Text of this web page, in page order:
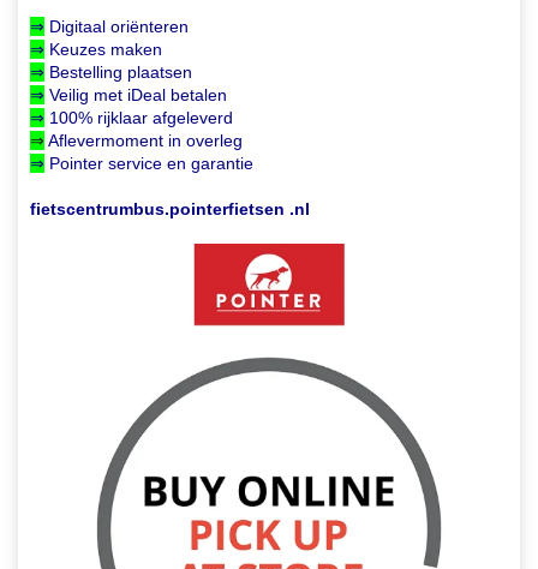
⇒ Digitaal oriënteren
⇒ Keuzes maken
⇒ Bestelling plaatsen
⇒ Veilig met iDeal betalen
⇒ 100% rijklaar afgeleverd
⇒ Aflevermoment in overleg
⇒ Pointer service en garantie
fietscentrumbus.pointerfietsen .nl